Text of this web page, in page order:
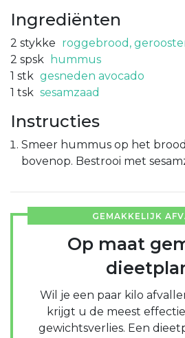
Ingrediënten
2 stykke roggebrood,
2 spsk
hummus
1 stk gesneden avocado
1 tsk sesamzaad
Instructies
Smeer hummus op het
bovenop. Bestrooi met
GEMAKKELIJK
Op maat
Wil je een paar kilo
krijgt u de meest
gewichtsverlies. Een